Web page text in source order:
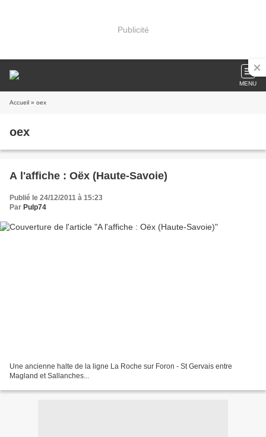
Publicité
MENU
Accueil » oex
oex
A l'affiche : Oëx (Haute-Savoie)
Publié le 24/12/2011 à 15:23
Par Pulp74
Une ancienne halte de la ligne La Roche sur Foron - St Gervais entre
Magland et Sallanches...